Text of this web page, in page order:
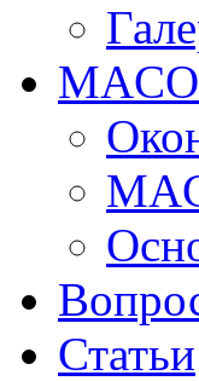
MACO
Статьи